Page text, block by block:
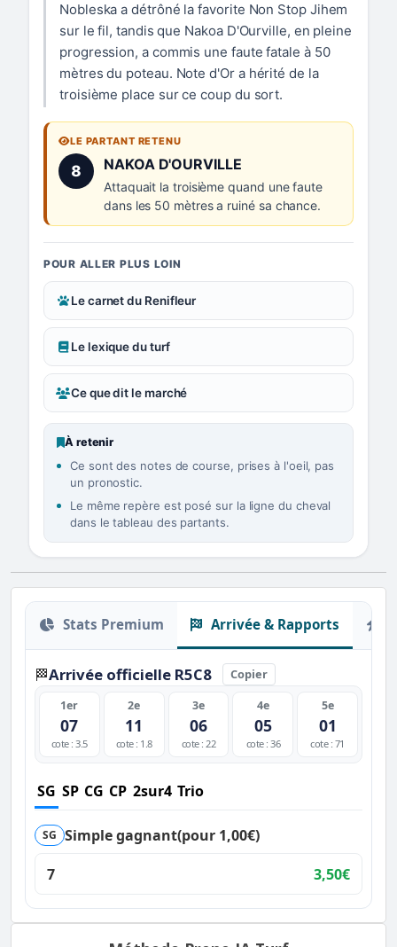
Nobleska a détrôné la favorite Non Stop Jihem
sur le fil, tandis que Nakoa D'Ourville, en pleine
progression, a commis une faute fatale à 50
mètres du poteau. Note d'Or a hérité de la
troisième place sur ce coup du sort.
LE PARTANT RETENU
8 Numéro 8 :
NAKOA D'OURVILLE
Attaquait la troisième quand une faute
dans les 50 mètres a ruiné sa chance.
POUR ALLER PLUS LOIN
Le carnet du Renifleur
Le lexique du turf
Ce que dit le marché
À retenir
Ce sont des notes de course, prises à l'oeil, pas
un pronostic.
Le même repère est posé sur la ligne du cheval
dans le tableau des partants.
Stats Premium Arrivée & Rapports
🏁Arrivée officielle R5C8 Copier
1er
07
cote : 3.5
2e
11
cote : 1.8
3e
06
cote : 22
4e
05
cote : 36
5e
01
cote : 71
SG SP CG CP 2sur4 Trio
SG Simple gagnant(pour 1,00€)
7
3,50€